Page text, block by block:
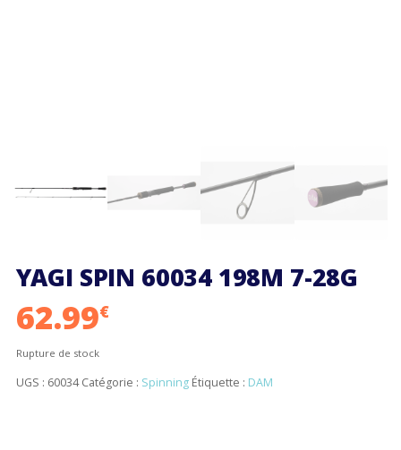
YAGI SPIN 60034 198M 7-28G
62.99€
Rupture de stock
UGS : 60034 Catégorie : Spinning Étiquette : DAM